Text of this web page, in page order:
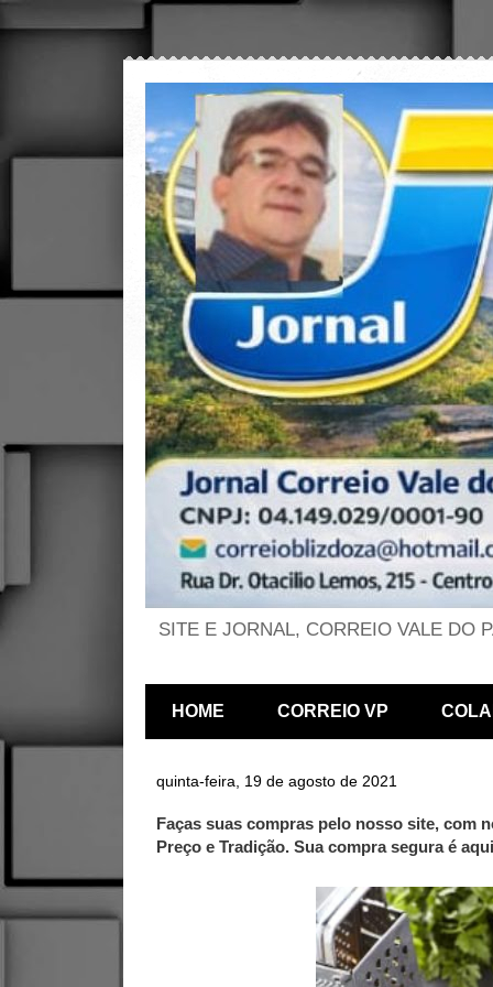
SITE E JORNAL, CORREIO VALE DO
HOME CORREIO VP
quinta-feira, 19 de agosto de 2021
Faças suas compras pelo nosso site, com
Preço e Tradição. Sua compra segura é